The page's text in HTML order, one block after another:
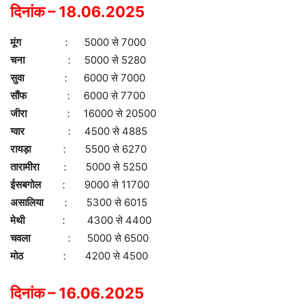
दिनांक – 18.06.2025
मूंग: 5000 से 7000
चना : 5000 से 5280
सुवा : 6000 से 7000
सौंफ
: 6000 से 7700
जीरा : 16000 से 20500
ग्वार
: 4500 से 4885
रायड़ा : 5500 से 6270
तारामीरा: 5000 से 5250
ईसबगोल
: 9000 से 11700
असालिया : 5300 से 6015
मेथी : 4300 से 4400
चवला : 5000 से 6500
मोठ
: 4200 से 4500
दिनांक – 16.06.2025